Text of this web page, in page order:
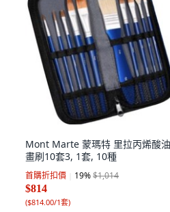
Mont Marte 蒙瑪特 里拉丙烯酸油
畫刷10套3, 1套, 10種
首購折扣價 19%$1,014
$814
($814.00/1套)